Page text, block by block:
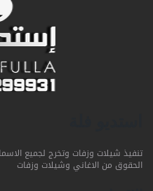
تنفيذ شيلات وزفات وتخرج لجميع
الحقوق من الاغاني وشيلات وزفات